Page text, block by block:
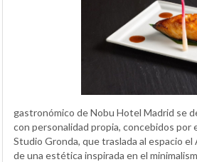
gastronómico de Nobu Hotel Madrid se
con personalidad propia, concebidos por
Studio Gronda, que traslada al espacio el
de una estética inspirada en el